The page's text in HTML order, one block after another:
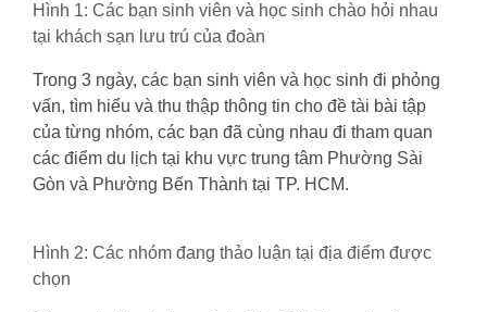
Hình 1: Các bạn sinh viên và học sinh chào hỏi nhau
tại khách sạn lưu trú của đoàn
Trong 3 ngày, các bạn sinh viên và học sinh đi phỏng
vấn, tìm hiểu và thu thập thông tin cho đề tài bài tập
của từng nhóm, các bạn đã cùng nhau đi tham quan
các điểm du lịch tại khu vực trung tâm Phường Sài
Gòn và Phường Bến Thành tại TP. HCM.
Hình 2: Các nhóm đang thảo luận tại địa điểm được
chọn